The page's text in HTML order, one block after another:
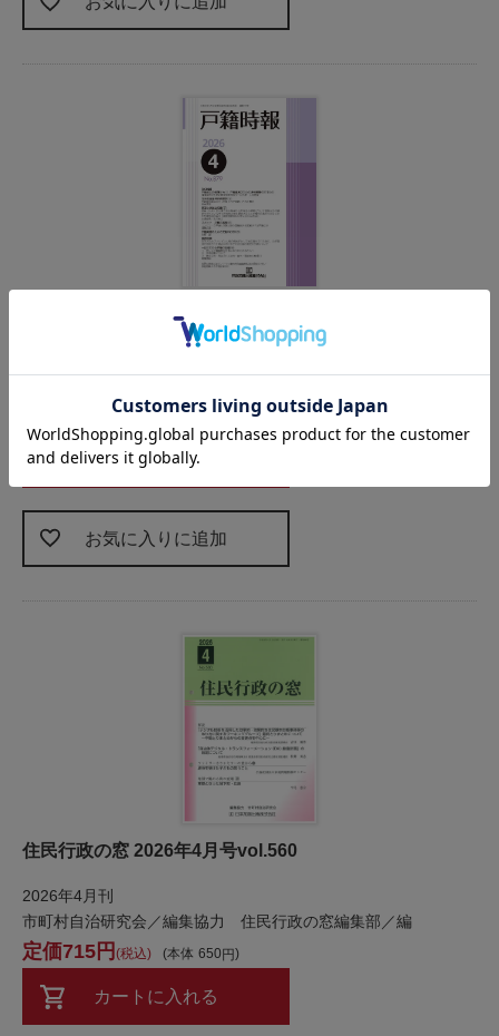
戸籍時報 2026年4月号vol.879
本体 650
税込
カートに入れる
お気に入りに追加
住民行政の窓 2026年4月号vol.560
2026年4月刊
市町村自治研究会／編集協力 住民行政の窓編集部／編
本体 650
715 税込
カートに入れる